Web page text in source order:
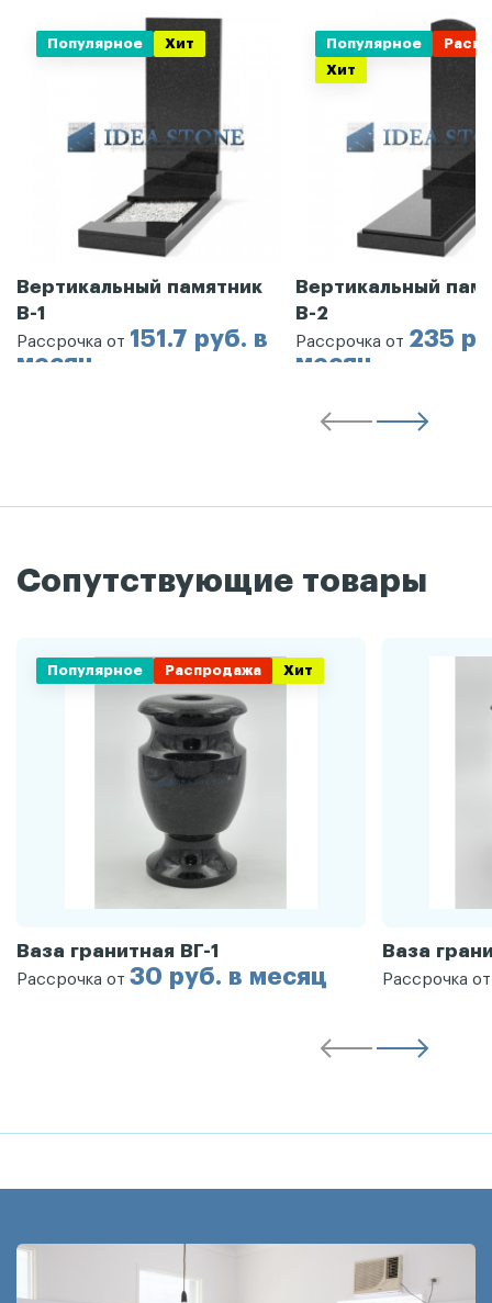
Популярное Хит
Вертикальный памятник
В-1
Рассрочка от 151.7 руб. в
месяц
Популярное
Хит
Вертикальный
В-2
Рассрочка от 235
месяц
Сопутствующие товары
Популярное Распродажа Хит
Ваза гранитная ВГ-1
Рассрочка от 30 руб. в месяц
Ваза
Рассрочка